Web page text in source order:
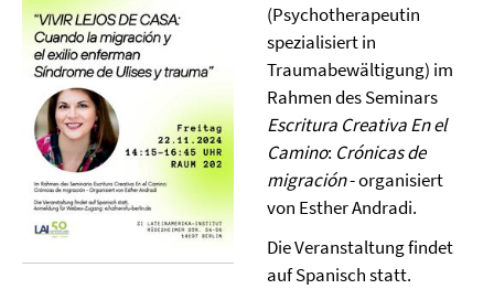
(Psychotherapeutin
spezialisiert in
Traumabewältigung) im
Rahmen des Seminars
Escritura Creativa En el
Camino: Crónicas de
migración- organisiert
von Esther Andradi.
Die Veranstaltung findet
auf Spanisch statt.